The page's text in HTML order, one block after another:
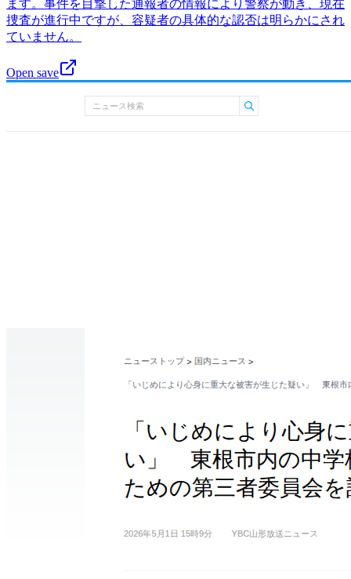
ます。事件を目撃した通報者の情報により警察が動き、現在
捜査が進行中ですが、容疑者の具体的な認否は明らかにされ
ていません。
Open save